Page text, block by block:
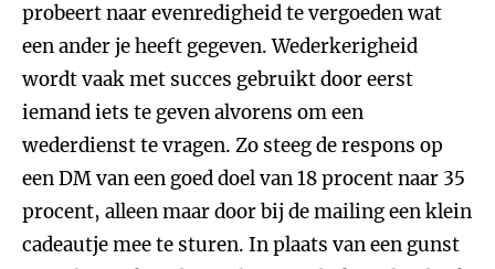
probeert naar evenredigheid te vergoeden wat
een ander je heeft gegeven. Wederkerigheid
wordt vaak met succes gebruikt door eerst
iemand iets te geven alvorens om een
wederdienst te vragen. Zo steeg de respons op
een DM van een goed doel van 18 procent naar 35
procent, alleen maar door bij de mailing een klein
cadeautje mee te sturen. In plaats van een gunst